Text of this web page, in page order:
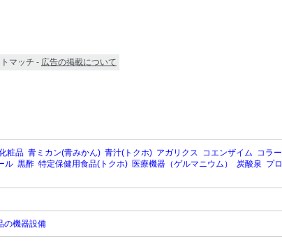
マッチ - 広告の掲載について
粧品 青ミカン(青みかん) 青汁(トクホ) アガリクス コエンザイム コラー
ル 黒酢 特定保健用食品(トクホ) 医療機器（ゲルマニウム） 炭酸泉 プロ
の機器設備